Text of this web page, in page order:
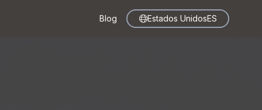
Blog Estados UnidosES